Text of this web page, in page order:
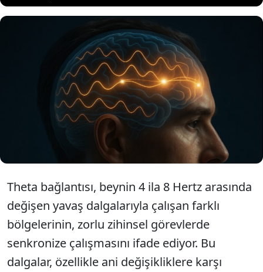
Zeka, beyninizin içsel uyumu ve görevler arasında
ne kadar hızlı senkronize olabildiğiyle de ilişkili
olabilir. Almanya’daki Johannes Gutenberg
Üniversitesi’nden psikolog Anna-Lena Schubert ve
ekibinin yürüttüğü yeni bir araştırma, beynin theta
bağlantısı adı verilen gizli ritminin, bilişsel
yeteneklerle güçlü şekilde bağlantılı olduğunu
ortaya koydu.
Theta bağlantısı, beynin 4 ila 8 Hertz arasında
değişen yavaş dalgalarıyla çalışan farklı
bölgelerinin, zorlu zihinsel görevlerde
senkronize çalışmasını ifade ediyor. Bu
dalgalar, özellikle ani değişikliklere karşı